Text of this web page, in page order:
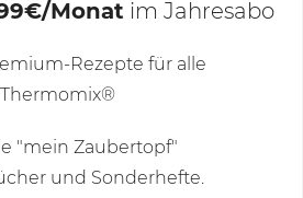
Monat im Jahresabo
Rezepte für alle
"mein Zaubertopf"
und Sonderhefte.